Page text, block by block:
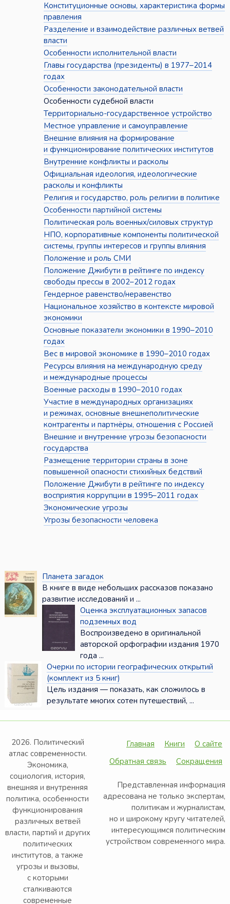
Конституционные основы, характеристика формы
правления
Разделение и взаимодействие различных ветвей
власти
Особенности исполнительной власти
Главы государства (президенты) в 1977–2014
годах
Особенности законодательной власти
Особенности судебной власти
Территориально-государственное устройство
Местное управление и самоуправление
Внешние влияния на формирование
и функционирование политических институтов
Внутренние конфликты и расколы
Официальная идеология, идеологические
расколы и конфликты
Религия и государство, роль религии в политике
Особенности партийной системы
Политическая роль военных/силовых структур
НПО, корпоративные компоненты политической
системы, группы интересов и группы влияния
Положение и роль СМИ
Положение Джибути в рейтинге по индексу
свободы прессы в 2002–2012 годах
Гендерное равенство/неравенство
Национальное хозяйство в контексте мировой
экономики
Основные показатели экономики в 1990–2010
годах
Вес в мировой экономике в 1990–2010 годах
Ресурсы влияния на международную среду
и международные процессы
Военные расходы в 1990–2010 годах
Участие в международных организациях
и режимах, основные внешнеполитические
контрагенты и партнёры, отношения с Россией
Внешние и внутренние угрозы безопасности
государства
Размещение территории страны в зоне
повышенной опасности стихийных бедствий
Положение Джибути в рейтинге по индексу
восприятия коррупции в 1995–2011 годах
Экономические угрозы
Угрозы безопасности человека
Планета загадок
В книге в виде небольших рассказов показано
развитие исследований и ...
Оценка эксплуатационных запасов
подземных вод
Воспроизведено в оригинальной
авторской орфографии издания 1970
года ...
Очерки по истории географических открытий
(комплект из 5 книг)
Цель издания — показать, как сложилось в
результате многих сотен путешествий, ...
2026. Политический
атлас современности.
Экономика,
социология, история,
внешняя и внутренняя
политика, особенности
функционирования
различных ветвей
власти, партий и других
политических
институтов, а также
угрозы и вызовы,
с которыми
сталкиваются
современные
Главная Книги
О сайте
Обратная связь
Сокращения
Представленная информация
адресована не только экспертам,
политикам и журналистам,
но и широкому кругу читателей,
интересующимся политическим
устройством современного мира.